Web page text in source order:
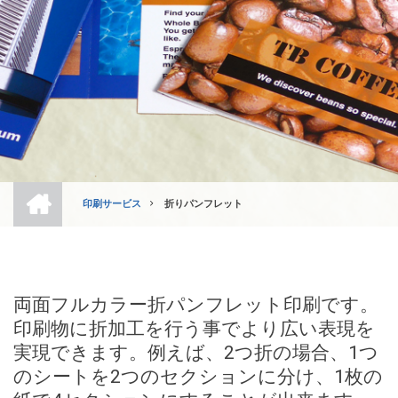
BREADCRUMB
ー
ム
印刷サービス 折りパンフレット
両面フルカラー折パンフレット印刷です。
印刷物に折加工を行う事でより広い表現を
実現できます。例えば、2つ折の場合、1つ
のシートを2つのセクションに分け、1枚の